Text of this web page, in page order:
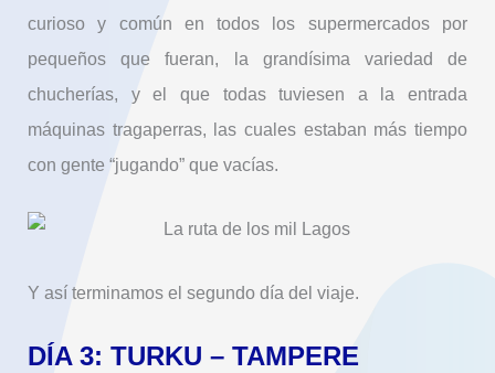
curioso y común en todos los supermercados por
pequeños que fueran, la grandísima variedad de
chucherías, y el que todas tuviesen a la entrada
máquinas tragaperras, las cuales estaban más tiempo
con gente “jugando” que vacías.
Y así terminamos el segundo día del viaje.
DÍA 3: TURKU – TAMPERE